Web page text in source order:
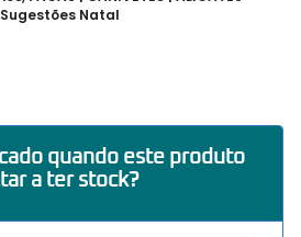
Sugestões Natal
quando este produto
a ter stock?